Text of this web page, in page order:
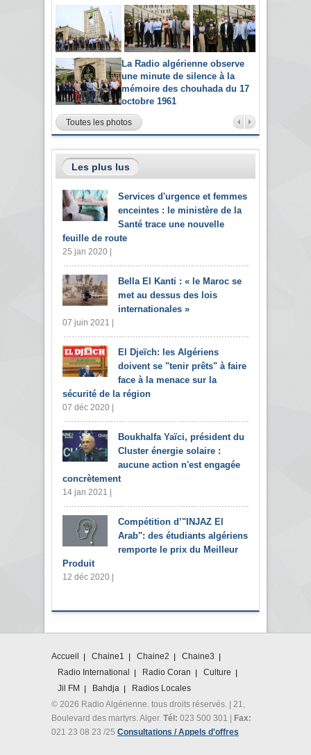
La Radio algérienne observe
une minute de silence à la
mémoire des chouhada du 17
octobre 1961
Toutes les photos
Les plus lus
Services d'urgence et femmes
enceintes : le ministère de la
Santé trace une nouvelle
feuille de route
25 jan 2020 |
Bella El Kanti : « le Maroc se
met au dessus des lois
internationales »
07 juin 2021 |
El Djeïch: les Algériens
doivent se "tenir prêts" à faire
face à la menace sur la
sécurité de la région
07 déc 2020 |
Boukhalfa Yaïci, président du
Cluster énergie solaire :
aucune action n'est engagée
concrètement
14 jan 2021 |
Compétition d’"INJAZ El
Arab": des étudiants algériens
remporte le prix du Meilleur
Produit
12 déc 2020 |
Accueil Chaine1 Chaine2
Chaine3
Radio International
Radio Coran
Culture
Jil FM
Bahdja
Radios Locales
© 2026 Radio Algérienne. tous droits réservés. | 21,
Boulevard des martyrs. Alger. Tél: 023 500 301 | Fax:
021 23 08 23 /25 Consultations / Appels d'offres